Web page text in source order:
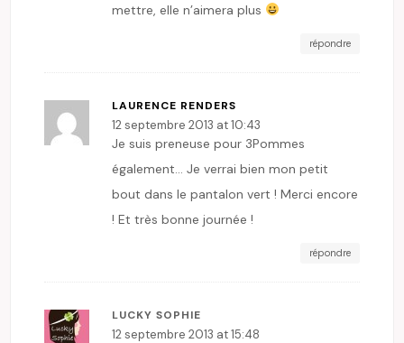
mettre, elle n’aimera plus
répondre
LAURENCE RENDERS
12 septembre 2013 at 10:43
Je suis preneuse pour 3Pommes
également… Je verrai bien mon petit
bout dans le pantalon vert ! Merci encore
! Et très bonne journée !
répondre
LUCKY SOPHIE
12 septembre 2013 at 15:48